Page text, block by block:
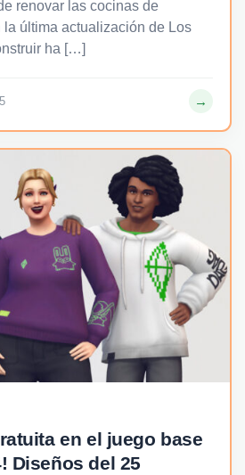
renovar las cocinas de
la última actualización de Los
ha […]
→
en el juego base
Diseños del 25